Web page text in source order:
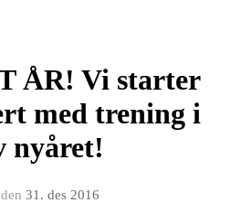
ÅR! Vi starter
med trening i
nyåret!
den 31. des 2016